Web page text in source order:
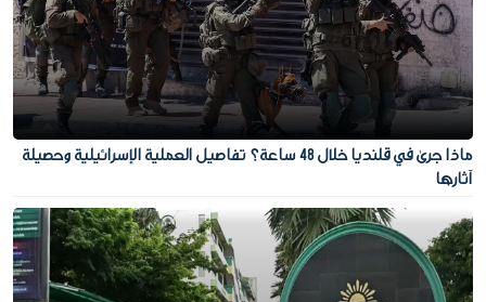
ماذا جرى في قلنديا خلال 48 ساعة؟ تفاصيل العملية الإسرائيلية وحصيلة
آثارها